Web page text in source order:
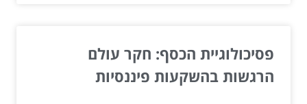
פסיכולוגיית הכסף: חקר עולם
הרגשות בהשקעות פיננסיות